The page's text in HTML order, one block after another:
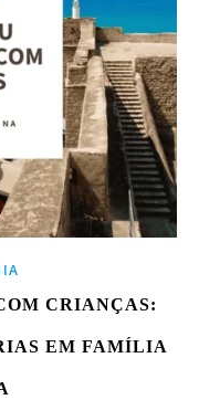
CRIANÇAS:
EM FAMÍLIA